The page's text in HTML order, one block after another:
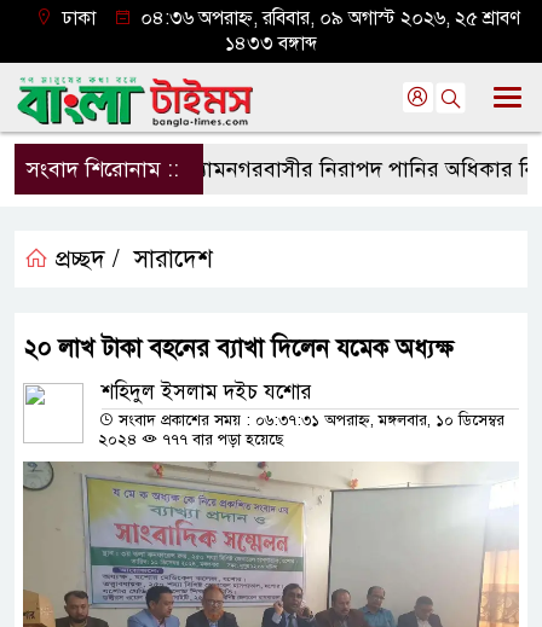
ঢাকা
০৪:৩৬ অপরাহ্ন, রবিবার, ০৯ অগাস্ট ২০২৬, ২৫ শ্রাবণ
১৪৩৩ বঙ্গাব্দ
সংবাদ শিরোনাম ::শ্যামনগরবাসীর নিরাপদ পানির অধিকার
প্রচ্ছদ / সারাদেশ
২০ লাখ টাকা বহনের ব্যাখা দিলেন যমেক অধ্যক্ষ
শহিদুল ইসলাম দইচ যশোর
সংবাদ প্রকাশের সময় : ০৬:৩৭:৩১ অপরাহ্ন, মঙ্গলবার, ১০ ডিসেম্বর
২০২৪
৭৭৭ বার পড়া হয়েছে